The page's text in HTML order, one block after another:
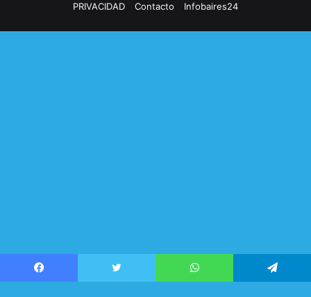
PRIVACIDAD
Contacto Infobaires24
Facebook WhatsApp Telegram